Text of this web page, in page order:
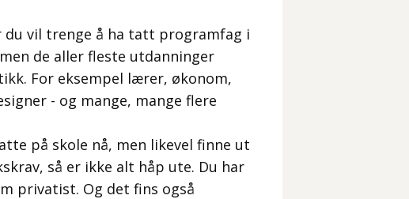
du vil trenge å ha tatt programfag i
de aller fleste utdanninger
For eksempel lærer, økonom,
- og mange, mange flere
på skole nå, men likevel finne ut
så er ikke alt håp ute. Du har
privatist. Og det fins også